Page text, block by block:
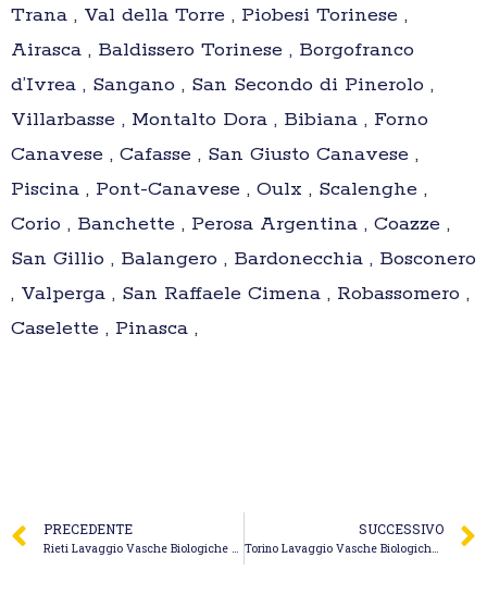
Trana , Val della Torre , Piobesi Torinese ,
Airasca , Baldissero Torinese , Borgofranco
d’Ivrea , Sangano , San Secondo di Pinerolo ,
Villarbasse , Montalto Dora , Bibiana , Forno
Canavese , Cafasse , San Giusto Canavese ,
Piscina , Pont-Canavese , Oulx , Scalenghe ,
Corio , Banchette , Perosa Argentina , Coazze ,
San Gillio , Balangero , Bardonecchia , Bosconero
, Valperga , San Raffaele Cimena , Robassomero ,
Caselette , Pinasca ,
PRECEDENTE
Rieti Lavaggio Vasche Biologiche – Panitti Spurgo Fognature Autospurgo Panitti Claudio
SUCCESSIVO
Torino Lavaggio Vasche Biologiche – Alfi Impianti Idraulico